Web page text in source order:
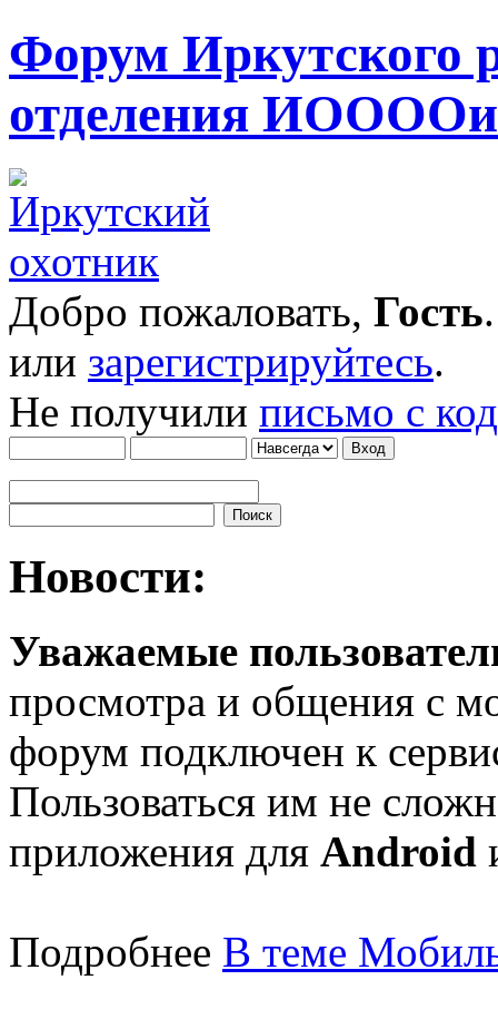
Форум Иркутского
отделения
Добро пожаловать, Гость
или зарегистрируйтесь.
Не получили письмо с
Новости:
Уважаемые
просмотра и общения с
форум подключен к
Пользоваться им не
приложения для Android
Подробнее В теме